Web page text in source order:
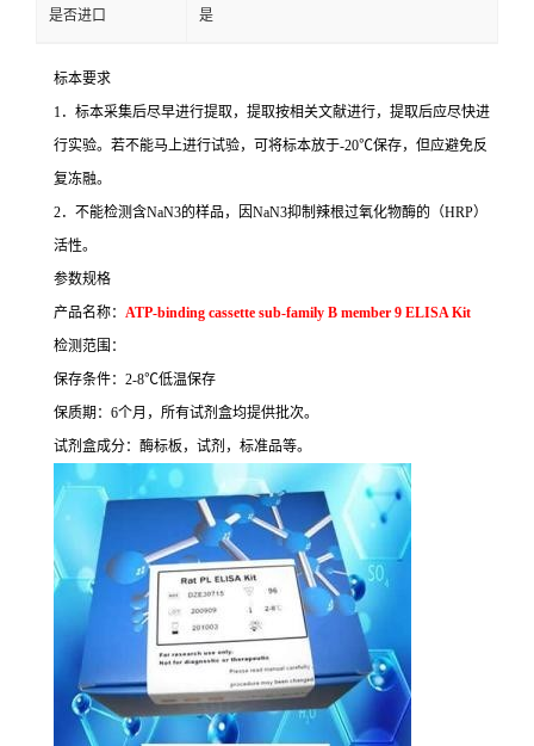
是否进口 是
标本要求
1．标本采集后尽早进行提取，提取按相关文献进行，提取后应尽快进
行实验。若不能马上进行试验，可将标本放于-20℃保存，但应避免反
复冻融。
2．不能检测含NaN3的样品，因NaN3抑制辣根过氧化物酶的（HRP）
活性。
参数规格
产品名称： ATP-binding cassette sub-family B member 9 ELISA Kit
检测范围：
保存条件： 2-8℃低温保存
保质期： 6个月，所有试剂盒均提供批次。
试剂盒成分：酶标板，试剂，标准品等。